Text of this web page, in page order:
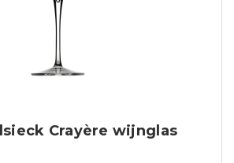
Crayère wijnglas